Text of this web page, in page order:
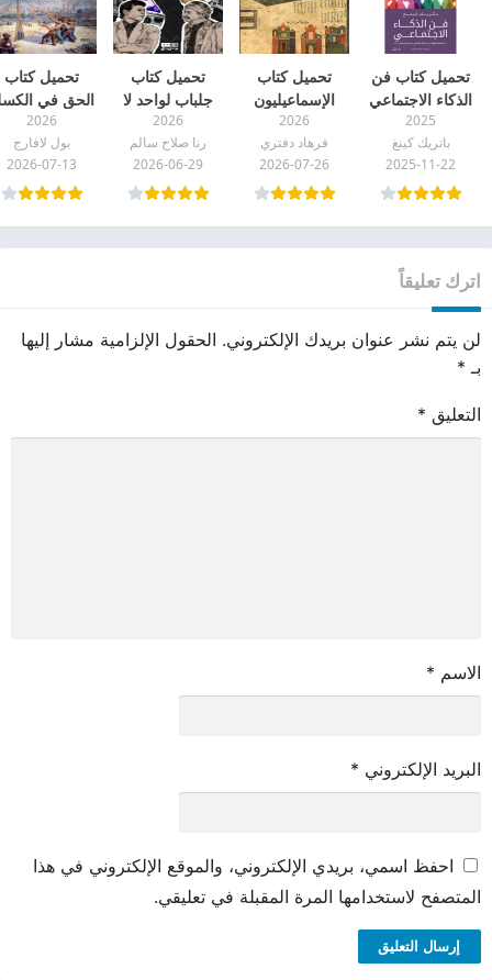
تحميل كتاب فن
الذكاء الاجتماعي
pdf
2025
باتريك كينغ
2025-11-22
تحميل كتاب
الإسماعيليون
(تاريخهم
وعقائدهم) pdf
2026
فرهاد دفتري
2026-07-26
تحميل كتاب
جلباب لواحد لا
لاثنين pdf
2026
رنا صلاح سالم
2026-06-29
تحميل كتاب
الحق في
pdf
2026
بول لافارج
2026-07-13
اترك تعليقاً
لن يتم نشر عنوان بريدك الإلكتروني. الحقول الإلزامية مشار إليها
بـ *
التعليق *
الاسم *
البريد الإلكتروني *
احفظ اسمي، بريدي الإلكتروني، والموقع الإلكتروني في هذا
المتصفح لاستخدامها المرة المقبلة في تعليقي.